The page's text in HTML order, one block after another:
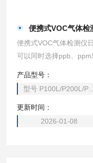
便携式VOC气体检
便携式VOC气体检测仪
可以同时选择ppb、ppm
产品型号：
型号 P100L/P200L/
更新时间：
2026-01-08